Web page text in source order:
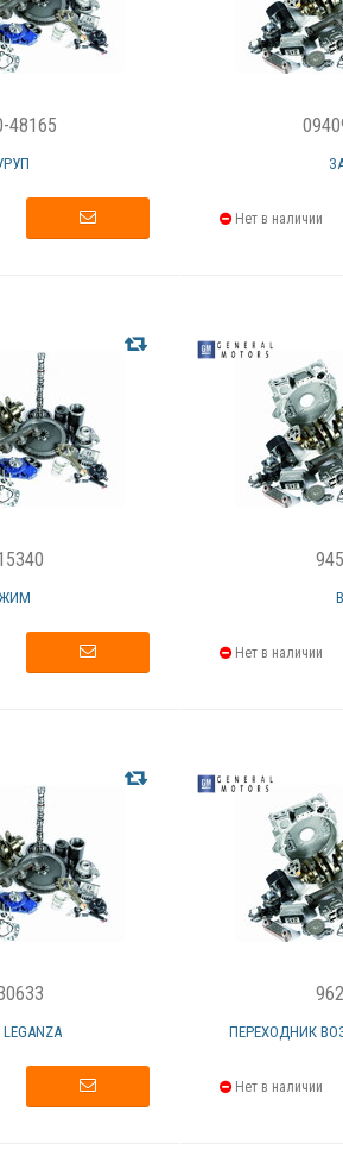
48165
Нет в наличии
Нет в наличии
ПЕРЕХОДНИК
Нет в наличии